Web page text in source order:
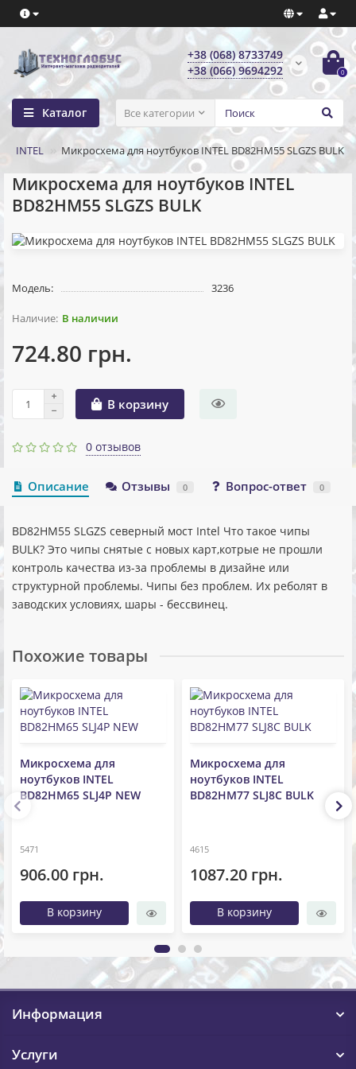
+38 (068) 8733749
+38 (066) 9694292
0
Каталог Все категории
INTEL Микросхема для ноутбуков INTEL BD82HM55 SLGZS BULK
Микросхема для ноутбуков INTEL
BD82HM55 SLGZS BULK
Модель: 3236
В наличии
724.80 грн.
В корзину
0 отзывов
Описание Отзывы 0 Вопрос-ответ 0
BD82HM55 SLGZS северный мост Intel Что такое чипы
BULK? Это чипы снятые с новых карт,котрые не прошли
контроль качества из-за проблемы в дизайне или
структурной проблемы. Чипы без проблем. Их реболят в
заводских условиях, шары - бессвинец.
Похожие товары
Микросхема для
ноутбуков INTEL
BD82HM65 SLJ4P NEW
5471
906.00 грн.
В корзину
Микросхема для
ноутбуков INTEL
BD82HM77 SLJ8C BULK
4615
1087.20 грн.
В корзину
Информация
Услуги